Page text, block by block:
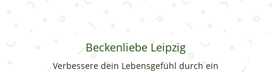
Beckenliebe Leipzig
Verbessere dein Lebensgefühl durch ein